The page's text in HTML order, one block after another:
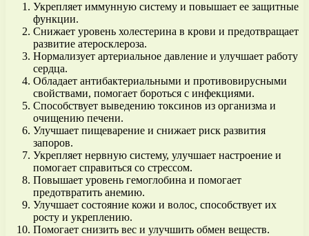
Укрепляет иммунную систему и повышает ее защитные
функции.
Снижает уровень холестерина в крови и предотвращает
развитие атеросклероза.
Нормализует артериальное давление и улучшает работу
сердца.
Обладает антибактериальными и противовирусными
свойствами, помогает бороться с инфекциями.
Способствует выведению токсинов из организма и
очищению печени.
Улучшает пищеварение и снижает риск развития
запоров.
Укрепляет нервную систему, улучшает настроение и
помогает справиться со стрессом.
Повышает уровень гемоглобина и помогает
предотвратить анемию.
Улучшает состояние кожи и волос, способствует их
росту и укреплению.
Помогает снизить вес и улучшить обмен веществ.